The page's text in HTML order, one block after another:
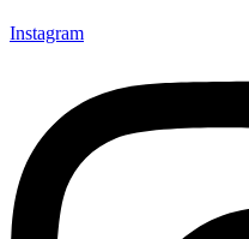
Instagram